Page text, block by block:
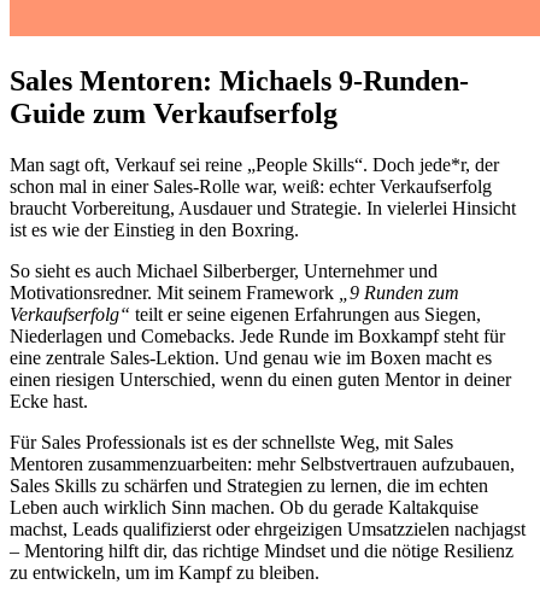
Sales Mentoren: Michaels 9-Runden-
Guide zum Verkaufserfolg
Man sagt oft, Verkauf sei reine „People Skills“. Doch jede*r, der
schon mal in einer Sales-Rolle war, weiß: echter Verkaufserfolg
braucht Vorbereitung, Ausdauer und Strategie. In vielerlei Hinsicht
ist es wie der Einstieg in den Boxring.
So sieht es auch Michael Silberberger, Unternehmer und
Motivationsredner. Mit seinem Framework
„9 Runden zum
Verkaufserfolg“ teilt er seine eigenen Erfahrungen aus Siegen,
Niederlagen und Comebacks. Jede Runde im Boxkampf steht für
eine zentrale Sales-Lektion. Und genau wie im Boxen macht es
einen riesigen Unterschied, wenn du einen guten Mentor in deiner
Ecke hast.
Für Sales Professionals ist es der schnellste Weg, mit Sales
Mentoren zusammenzuarbeiten: mehr Selbstvertrauen aufzubauen,
Sales Skills zu schärfen und Strategien zu lernen, die im echten
Leben auch wirklich Sinn machen. Ob du gerade Kaltakquise
machst, Leads qualifizierst oder ehrgeizigen Umsatzzielen nachjagst
– Mentoring hilft dir, das richtige Mindset und die nötige Resilienz
zu entwickeln, um im Kampf zu bleiben.